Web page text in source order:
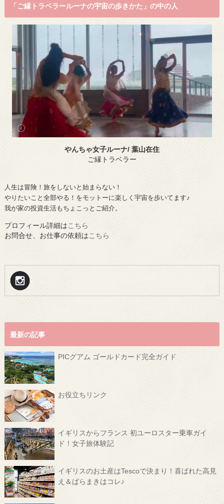
「ご縁トラベラールーナの宇宙の歩きかた」の中の人
やんちゃ女子ルーナ/ 葉山在住
ご縁トラベラー
人生は冒険！旅をしないと始まらない！
やりたいこと全部やる！をモットーに楽しく宇宙を歩いてます♪
我が家の投資生活もちょこっとご紹介。
プロフィール詳細はこちら
お問合せ、お仕事の依頼はこちら
最新の記事
PICグアム ゴールドカード完全ガイド
お役立ちリンク
イギリスからフランス 初ユーロスター乗車ガイ
ド！女子旅体験記
イギリスのお土産はTescoで決まり！喜ばれた高見
え＆ばらまきはコレ♪